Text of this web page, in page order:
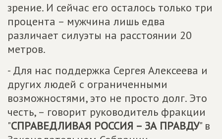
зрение. И сейчас его осталось только три
процента – мужчина лишь едва
различает силуэты на расстоянии 20
метров.
- Для нас поддержка Сергея Алексеева и
других людей с ограниченными
возможностями, это не просто долг. Это
честь, – говорит руководитель фракции
"СПРАВЕДЛИВАЯ РОССИЯ – ЗА ПРАВДУ" в